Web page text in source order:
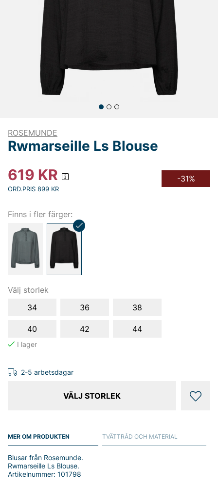
ROSEMUNDE
Rwmarseille Ls Blouse
619 KR
ORD.PRIS 899 KR
-31%
Finns i fler färger:
Välj storlek
34
36 38
40 42 44
2-5 arbetsdagar
VÄLJ STORLEK
MER OM PRODUKTEN
Blusar från Rosemunde.
Rwmarseille Ls Blouse.
Artikelnummer: 101798
TVÄTTRÅD OCH MATERIAL